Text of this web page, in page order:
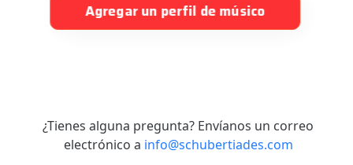
Agregar un perfil de músico
¿Tienes alguna pregunta? Envíanos un correo
electrónico a info@schubertiades.com